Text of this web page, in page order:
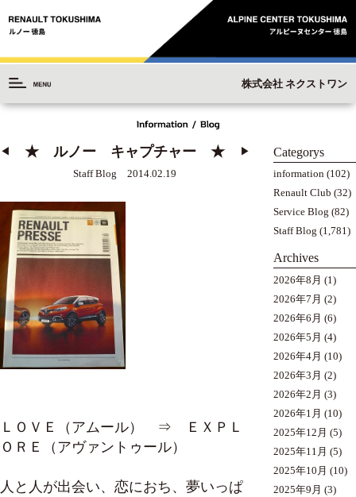
株式会社 ネクストワン
◀︎ ★ ルノー キャプチャー ★
Staff Blog 2014.02.19
▶︎
ＬＯＶＥ（アムール） ⇒ ＥＸＰＬ
ＯＲＥ（アヴァントゥール）
人と人が出会い、恋におち、夢いっぱ
Categorys
information (102)
Renault Club (32)
Service Blog (82)
Staff Blog (1,781)
Archives
2026年8月 (1)
2026年7月 (2)
2026年6月 (6)
2026年5月 (4)
2026年4月 (10)
2026年3月 (2)
2026年2月 (3)
2026年1月 (10)
2025年12月 (5)
2025年11月 (5)
2025年10月 (10)
2025年9月 (3)